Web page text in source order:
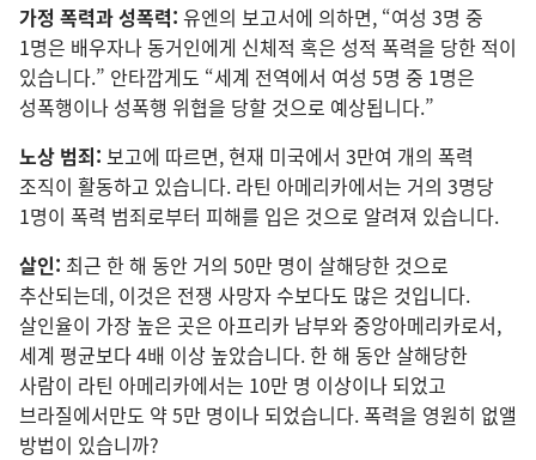
가정 폭력과 성폭력: 유엔의 보고서에 의하면, “여성 3명 중
1명은 배우자나 동거인에게 신체적 혹은 성적 폭력을 당한 적이
있습니다.” 안타깝게도 “세계 전역에서 여성 5명 중 1명은
성폭행이나 성폭행 위협을 당할 것으로 예상됩니다.”
노상 범죄: 보고에 따르면, 현재 미국에서 3만여 개의 폭력
조직이 활동하고 있습니다. 라틴 아메리카에서는 거의 3명당
1명이 폭력 범죄로부터 피해를 입은 것으로 알려져 있습니다.
살인: 최근 한 해 동안 거의 50만 명이 살해당한 것으로
추산되는데, 이것은 전쟁 사망자 수보다도 많은 것입니다.
살인율이 가장 높은 곳은 아프리카 남부와 중앙아메리카로서,
세계 평균보다 4배 이상 높았습니다. 한 해 동안 살해당한
사람이 라틴 아메리카에서는 10만 명 이상이나 되었고
브라질에서만도 약 5만 명이나 되었습니다. 폭력을 영원히 없앨
방법이 있습니까?